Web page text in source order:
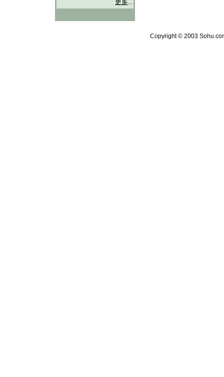
更多...
Copyright © 2003